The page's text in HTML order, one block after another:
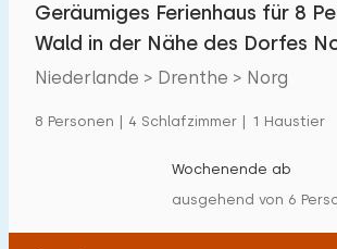
Ferienbauernhof
Villa
Geräumiges Ferienhaus für 8
Wald in der Nähe des Dorfes
Drenthe
Niederlande > Drenthe > Norg
8 Personen | 4 Schlafzimmer | 1 Haustier
Wochenende ab
ausgehend von 6